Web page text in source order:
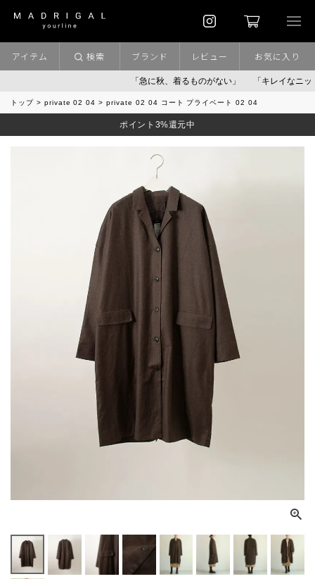
「急に秋、着るものがない」 「キレイなニット」
アイテム 検索 ブランド レビュー お気に入り
トップ private 02 04 private 02 04 コート プライベート 02 04
ポイント3%還元中